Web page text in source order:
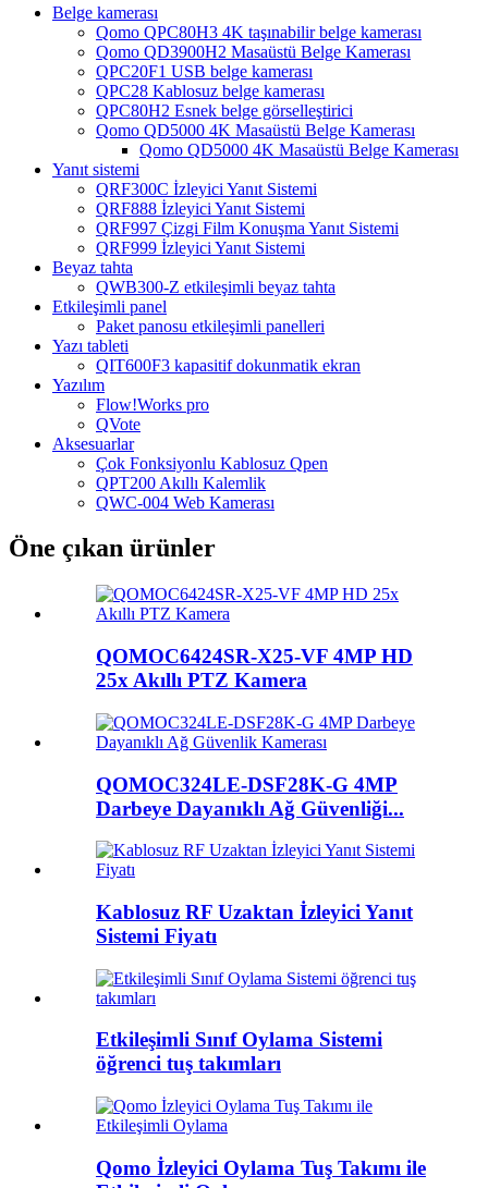
Belge kamerası
Qomo QPC80H3 4K taşınabilir belge kamerası
Qomo QD3900H2 Masaüstü Belge Kamerası
QPC20F1 USB belge kamerası
QPC28 Kablosuz belge kamerası
QPC80H2 Esnek belge görselleştirici
Qomo QD5000 4K Masaüstü Belge Kamerası
Qomo QD5000 4K Masaüstü Belge Kamerası
Yanıt sistemi
QRF300C İzleyici Yanıt Sistemi
QRF888 İzleyici Yanıt Sistemi
QRF997 Çizgi Film Konuşma Yanıt Sistemi
QRF999 İzleyici Yanıt Sistemi
Beyaz tahta
QWB300-Z etkileşimli beyaz tahta
Etkileşimli panel
Paket panosu etkileşimli panelleri
Yazı tableti
QIT600F3 kapasitif dokunmatik ekran
Yazılım
Flow!Works pro
QVote
Aksesuarlar
Çok Fonksiyonlu Kablosuz Qpen
QPT200 Akıllı Kalemlik
QWC-004 Web Kamerası
Öne çıkan ürünler
QOMOC6424SR-X25-VF 4MP HD
25x Akıllı PTZ Kamera
QOMOC324LE-DSF28K-G 4MP
Darbeye Dayanıklı Ağ Güvenliği...
Kablosuz RF Uzaktan İzleyici Yanıt
Sistemi Fiyatı
Etkileşimli Sınıf Oylama Sistemi
öğrenci tuş takımları
Qomo İzleyici Oylama Tuş Takımı ile